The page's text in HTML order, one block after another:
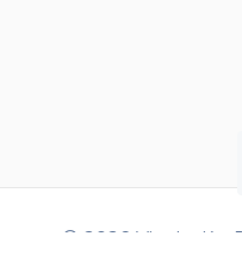
© 2026 Viva by